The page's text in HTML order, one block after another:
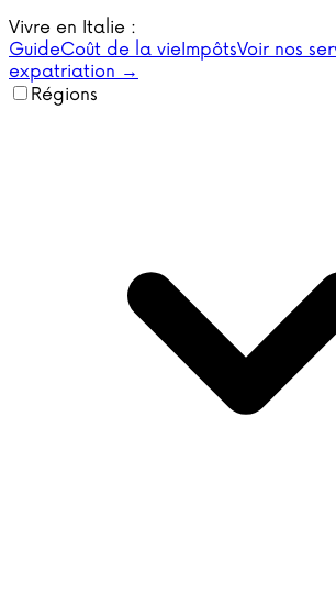
Vivre en Italie :
GuideCoût de la vieImpôtsVoir nos
expatriation →
Régions